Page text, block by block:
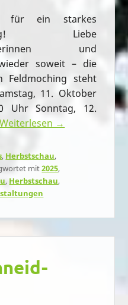
für ein starkes
Liebe
und
soweit – die
Feldmoching steht
11. Oktober
Uhr Sonntag, 12.
Weiterlesen →
, Herbstschau,
mit2025,
, Herbstschau,